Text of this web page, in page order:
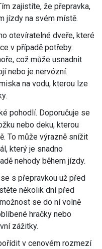
zajistíte, že přepravka,
jízdy na svém místě.
otevíratelné dveře, které
v případě potřeby.
což může usnadnit
nebo je nervózní.
na vodu, kterou lze
pohodlí. Doporučuje se
nebo deku, kterou
To může výrazně snížit
který je snadno
nehody během jízdy.
s přepravkou už před
několik dní před
se do ní volně
hračky nebo
zážitky.
v cenovém rozmezí